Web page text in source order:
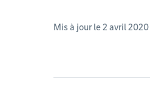
Mis à jour le 2 avril 2020